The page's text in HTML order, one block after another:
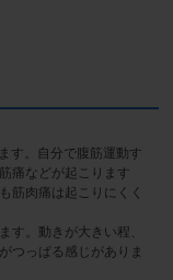
す。自分で腹筋運動す
痛などが起こります
筋肉痛は起こりにくく
す。動きが大きい程、
つっぱる感じがありま